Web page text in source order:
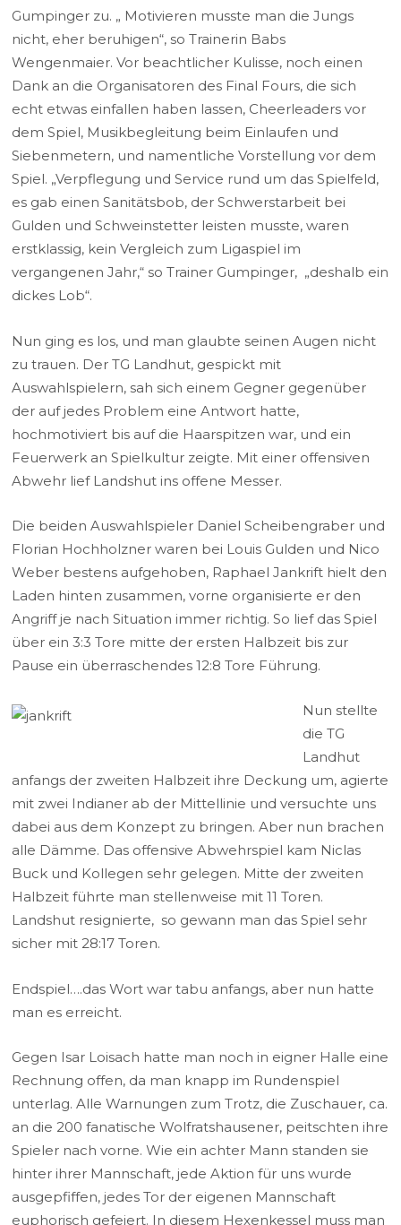
Gumpinger zu. „ Motivieren musste man die Jungs
nicht, eher beruhigen“, so Trainerin Babs
Wengenmaier. Vor beachtlicher Kulisse, noch einen
Dank an die Organisatoren des Final Fours, die sich
echt etwas einfallen haben lassen, Cheerleaders vor
dem Spiel, Musikbegleitung beim Einlaufen und
Siebenmetern, und namentliche Vorstellung vor dem
Spiel. „Verpflegung und Service rund um das Spielfeld,
es gab einen Sanitätsbob, der Schwerstarbeit bei
Gulden und Schweinstetter leisten musste, waren
erstklassig, kein Vergleich zum Ligaspiel im
vergangenen Jahr,“ so Trainer Gumpinger, „deshalb ein
dickes Lob“.
Nun ging es los, und man glaubte seinen Augen nicht
zu trauen. Der TG Landhut, gespickt mit
Auswahlspielern, sah sich einem Gegner gegenüber
der auf jedes Problem eine Antwort hatte,
hochmotiviert bis auf die Haarspitzen war, und ein
Feuerwerk an Spielkultur zeigte. Mit einer offensiven
Abwehr lief Landshut ins offene Messer.
Die beiden Auswahlspieler Daniel Scheibengraber und
Florian Hochholzner waren bei Louis Gulden und Nico
Weber bestens aufgehoben, Raphael Jankrift hielt den
Laden hinten zusammen, vorne organisierte er den
Angriff je nach Situation immer richtig. So lief das Spiel
über ein 3:3 Tore mitte der ersten Halbzeit bis zur
Pause ein überraschendes 12:8 Tore Führung.
Nun stellte
die TG
Landhut
anfangs der zweiten Halbzeit ihre Deckung um, agierte
mit zwei Indianer ab der Mittellinie und versuchte uns
dabei aus dem Konzept zu bringen. Aber nun brachen
alle Dämme. Das offensive Abwehrspiel kam Niclas
Buck und Kollegen sehr gelegen. Mitte der zweiten
Halbzeit führte man stellenweise mit 11 Toren.
Landshut resignierte, so gewann man das Spiel sehr
sicher mit 28:17 Toren.
Endspiel….das Wort war tabu anfangs, aber nun hatte
man es erreicht.
Gegen Isar Loisach hatte man noch in eigner Halle eine
Rechnung offen, da man knapp im Rundenspiel
unterlag. Alle Warnungen zum Trotz, die Zuschauer, ca.
an die 200 fanatische Wolfratshausener, peitschten ihre
Spieler nach vorne. Wie ein achter Mann standen sie
hinter ihrer Mannschaft, jede Aktion für uns wurde
ausgepfiffen, jedes Tor der eigenen Mannschaft
euphorisch gefeiert. In diesem Hexenkessel muss man